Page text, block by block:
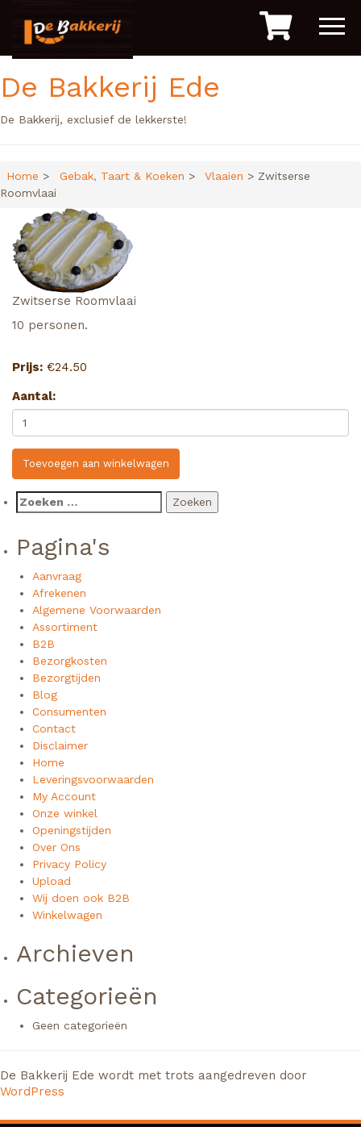
De Bakkerij Ede
De Bakkerij, exclusief de lekkerste!
Home > Gebak, Taart & Koeken > Vlaaien > Zwitserse
Roomvlaai
Zwitserse Roomvlaai
10 personen.
Prijs: €24.50
Aantal:
Toevoegen aan winkelwagen
Zoeken
naar:
Pagina's
Aanvraag
Afrekenen
Algemene Voorwaarden
Assortiment
B2B
Bezorgkosten
Bezorgtijden
Blog
Consumenten
Contact
Disclaimer
Home
Leveringsvoorwaarden
My Account
Onze winkel
Openingstijden
Over Ons
Privacy Policy
Upload
Wij doen ook B2B
Winkelwagen
Archieven
Categorieën
Geen categorieën
De Bakkerij Ede wordt met trots aangedreven door
WordPress